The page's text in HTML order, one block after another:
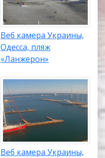
Веб камера Украины,
Одесса, пляж
«Ланжерон»
Веб камера Украины,